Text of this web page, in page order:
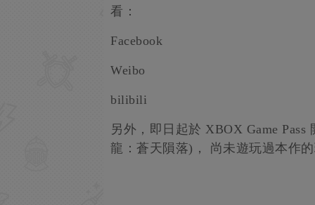
看：
Facebook
Weibo
bilibili
另外，即日起於 XBOX Game
龍：蒼天隕落)， 尚未遊玩過本作